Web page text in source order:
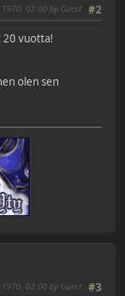
#2
02:00 by Guest
20 vuotta!
olen sen
#3
02:00 by Guest